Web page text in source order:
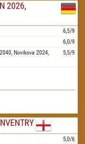
2026,
6,5/9
6,0/9
2040, Novikova 2024,
5,5/9
5,0/6